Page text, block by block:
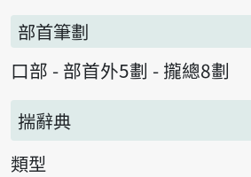
部首筆劃
口部 - 部首外5劃 - 攏總8劃
揣辭典
類型